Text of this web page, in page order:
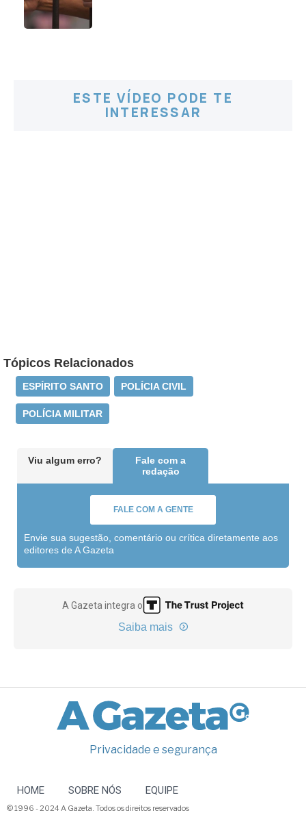
ESTE VÍDEO PODE TE
INTERESSAR
Tópicos Relacionados
ESPÍRITO SANTO POLÍCIA CIVIL
POLÍCIA MILITAR
Viu algum erro?
Fale com a
redação
FALE COM A GENTE
Envie sua sugestão, comentário ou crítica diretamente aos
editores de A Gazeta
A Gazeta integra o
Saiba mais
Privacidade e segurança
HOME SOBRE NÓS EQUIPE
© 1996 - 2024 A Gazeta. Todos os direitos reservados